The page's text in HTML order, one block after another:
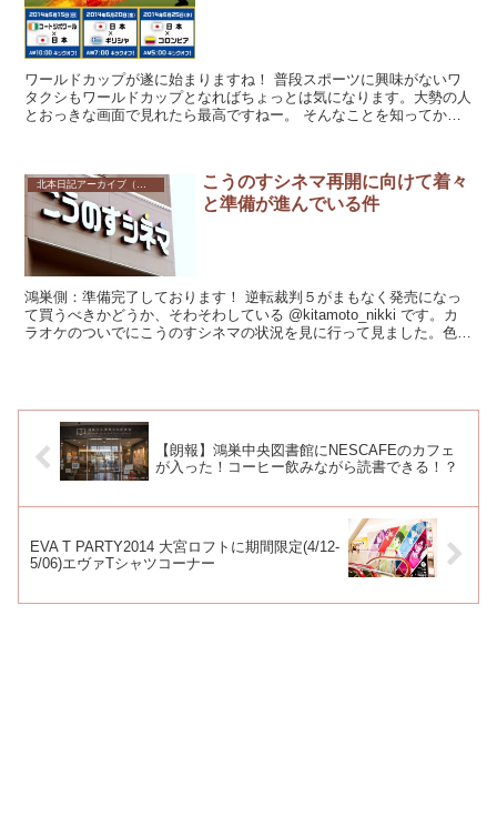
ワールドカップが遂に始まりますね！ 普段スポーツに興味がないワ
タクシもワールドカップとなればちょっとは気になります。大勢の人
とおっきな画面で見れたら最高ですねー。 そんなことを知ってか知
北本日記アーカイブ（記録保存）
こうのすシネマ再開に向けて着々
と準備が進んでいる件
鴻巣側：準備完了しております！ 逆転裁判５がまもなく発売になっ
て買うべきかどうか、そわそわしている @kitamoto_nikki です。カ
ラオケのついでにこうのすシネマの状況を見に行って見ました。色々
【朗報】鴻巣中央図書館にNESCAFEのカフェ
が入った！コーヒー飲みながら読書できる！？
EVA T PARTY2014 大宮ロフトに期間限定(4/12-
5/06)エヴァTシャツコーナー